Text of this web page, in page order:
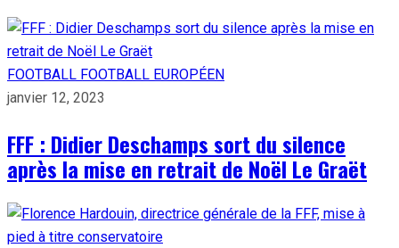
FOOTBALL FOOTBALL EUROPÉEN
janvier 12, 2023
FFF : Didier Deschamps sort du silence
après la mise en retrait de Noël Le Graët